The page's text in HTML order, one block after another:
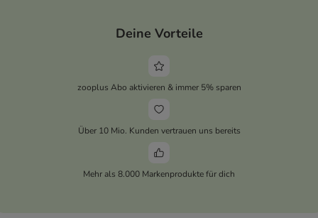
Deine Vorteile
zooplus Abo aktivieren & immer 5% sparen
Über 10 Mio. Kunden vertrauen uns bereits
Mehr als 8.000 Markenprodukte für dich